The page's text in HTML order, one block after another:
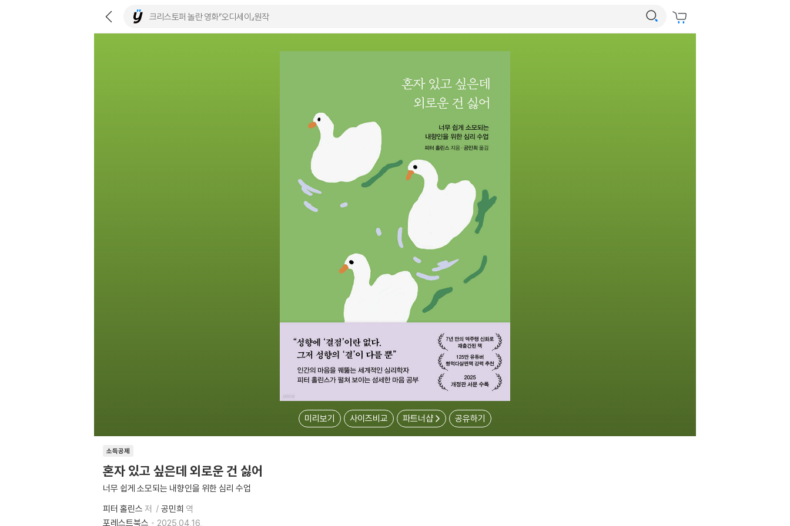
미리보기 사이즈비교 파트너샵 공유하기
소득공제
혼자 있고 싶은데 외로운 건 싫어
너무 쉽게 소모되는 내향인을 위한 심리 수업
피터 홀린스 저 공민희 역
포레스트북스
2025.04.16.